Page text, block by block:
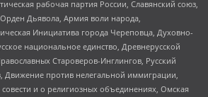
рабочая партия России, Славянский союз,
Дьявола, Армия воли народа,
Инициатива города Череповца, Духовно-
национальное единство, Древнерусской
Староверов-Инглингов, Русский
против нелегальной иммиграции,
и о религиозных объединениях, Омская